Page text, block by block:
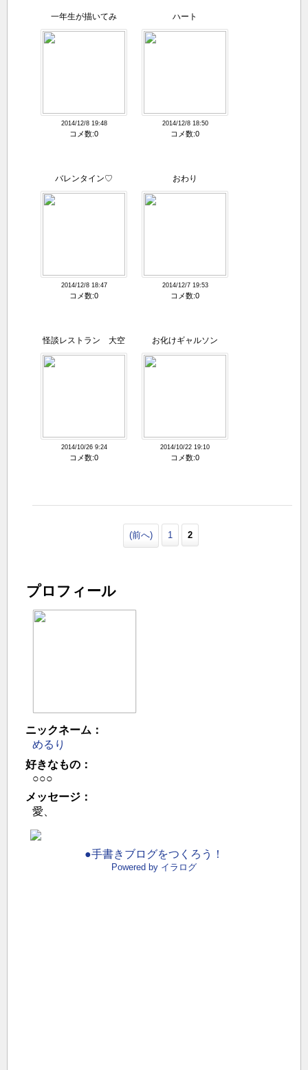
一年生が描いてみ
2014/12/8 19:48
コメ数:0
ハート
2014/12/8 18:50
コメ数:0
バレンタイン♡
2014/12/8 18:47
コメ数:0
おわり
2014/12/7 19:53
コメ数:0
怪談レストラン 大空
2014/10/26 9:24
コメ数:0
お化けギャルソン
2014/10/22 19:10
コメ数:0
(前へ) 1 2
プロフィール
ニックネーム：
めるり
好きなもの：
○○○
メッセージ：
愛、
●手書きブログをつくろう！
Powered by イラログ